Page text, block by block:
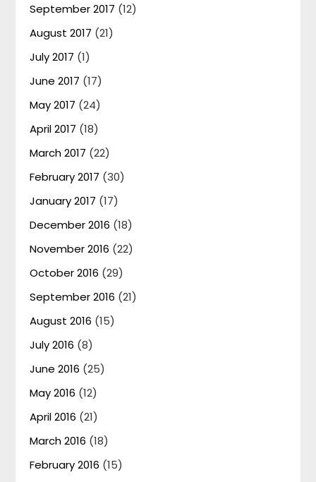
September 2017 (12)
August 2017 (21)
July 2017 (1)
June 2017 (17)
May 2017 (24)
April 2017 (18)
March 2017 (22)
February 2017 (30)
January 2017 (17)
December 2016 (18)
November 2016 (22)
October 2016 (29)
September 2016 (21)
August 2016 (15)
July 2016 (8)
June 2016 (25)
May 2016 (12)
April 2016 (21)
March 2016 (18)
February 2016 (15)